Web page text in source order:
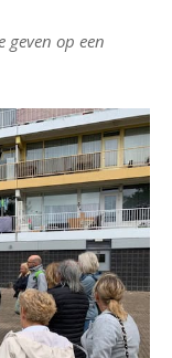
geven op een